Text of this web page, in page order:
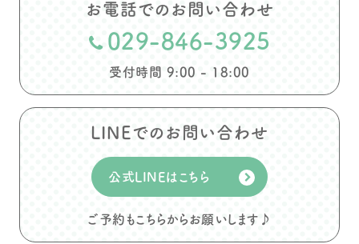
お電話でのお問い合わせ
029-846-3925
受付時間 9:00 - 18:00
LINEでのお問い合わせ
公式LINEはこちら
ご予約もこちらからお願いします♪